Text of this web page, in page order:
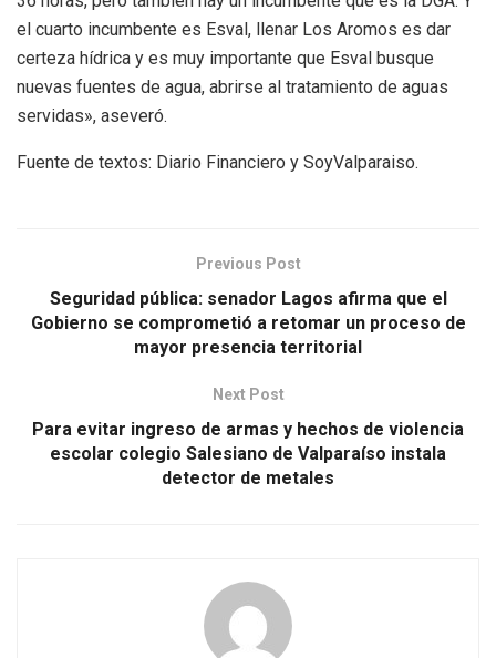
el cuarto incumbente es Esval, llenar Los Aromos es dar
certeza hídrica y es muy importante que Esval busque
nuevas fuentes de agua, abrirse al tratamiento de aguas
servidas», aseveró.
Fuente de textos: Diario Financiero y SoyValparaiso.
Previous Post
Seguridad pública: senador Lagos afirma que el
Gobierno se comprometió a retomar un proceso de
mayor presencia territorial
Next Post
Para evitar ingreso de armas y hechos de violencia
escolar colegio Salesiano de Valparaíso instala
detector de metales